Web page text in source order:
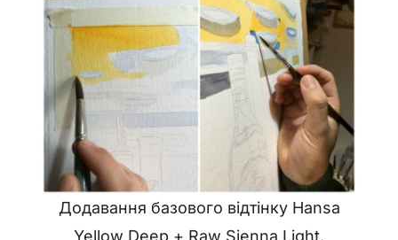
Додавання базового відтінку Hansa
Yellow Deep + Raw Sienna Light.